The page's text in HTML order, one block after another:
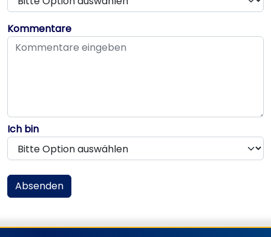
Kommentare
Ich bin
Absenden